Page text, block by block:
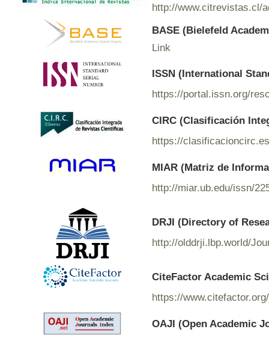
http://www.citrevistas.cl/
BASE (Bielefeld
Link
ISSN (International
https://portal.issn.org/
CIRC (Clasificación
https://
MIAR (Matriz de
http://miar.ub.edu/issn/
DRJI (Directory of
http://olddrji.lbp.world/
CiteFactor Academic
https://
OAJI (Open Academic